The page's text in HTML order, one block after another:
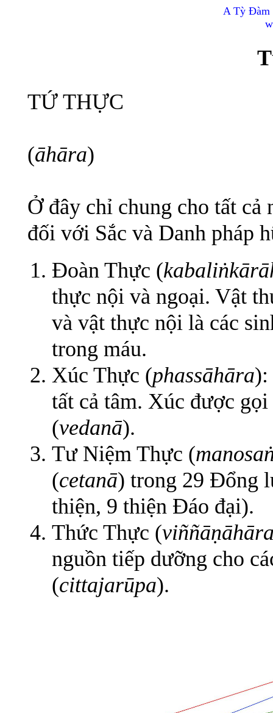
A Tỳ Đàm
TỨ THỰC
(āhāra)
Ở đây chỉ chung cho tất
đối với Sắc và Danh pháp
Đoàn Thực (
thực nội và ngoại. Vật
và vật thực nội là các
trong máu.
Xúc Thực (phassāhāra):
tất cả tâm. Xúc được
(vedanā).
Tư Niệm Thực (
(cetanā) trong 29 Đổng
thiện, 9 thiện Đáo đại).
Thức Thực (
nguồn tiếp dưỡng cho
(cittajarūpa).